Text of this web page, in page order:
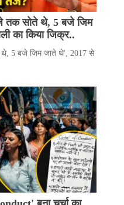
तक सोते थे, 5 बजे जिम
का किया जिक्र..
थे, 5 बजे जिम जाते थे', 2017 से